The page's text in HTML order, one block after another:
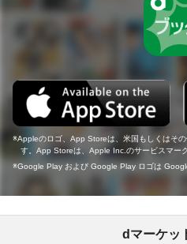
Appleのロゴ、App Storeは、米国もしくはそ
す。App Storeは、Apple Inc.のサービスマーク
Google Play および Google Play ロゴは
dマーケッ